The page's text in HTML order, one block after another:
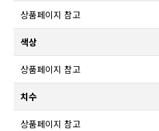
상품페이지 참고
색상
상품페이지 참고
치수
상품페이지 참고